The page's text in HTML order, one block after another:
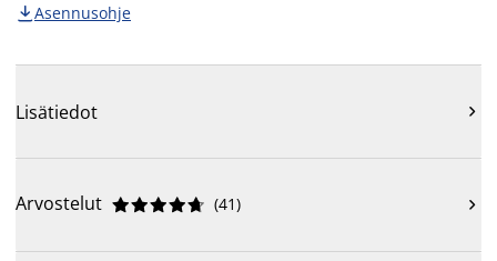
 Asennusohje
Lisätiedot 
Arvostelut 




 (41) 